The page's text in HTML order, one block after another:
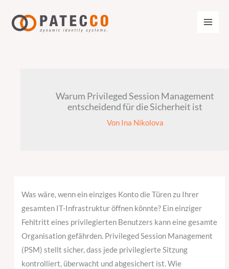
Inhalt
springen
Warum Privileged Session Management
entscheidend für die Sicherheit ist
Von Ina Nikolova
Was wäre, wenn ein einziges Konto die Türen zu Ihrer
gesamten IT-Infrastruktur öffnen könnte? Ein einziger
Fehltritt eines privilegierten Benutzers kann eine gesamte
Organisation gefährden. Privileged Session Management
(PSM) stellt sicher, dass jede privilegierte Sitzung
kontrolliert, überwacht und abgesichert ist. Wie